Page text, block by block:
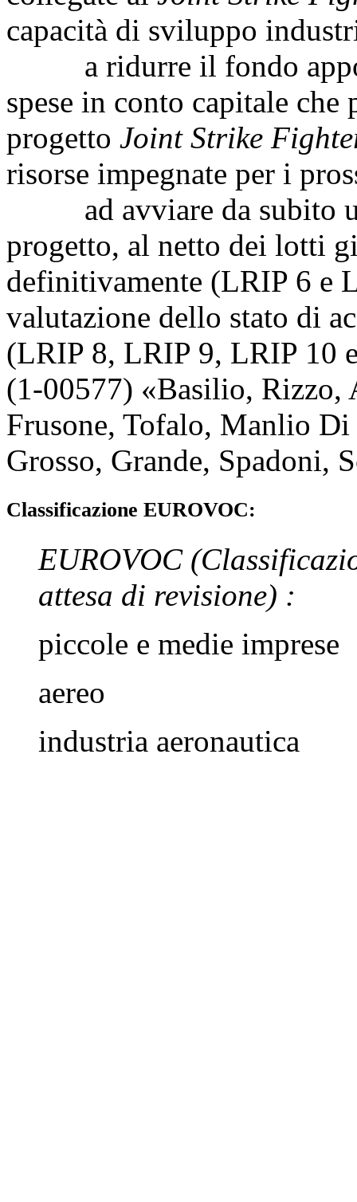
capacità di sviluppo
a ridurre il fondo
spese in conto capitale
progetto Joint Strike
risorse impegnate per i
ad avviare da subito
progetto, al netto dei lotti
definitivamente (LRIP 6 e
valutazione dello stato di
(LRIP 8, LRIP 9, LRIP 10
(1-00577) «Basilio, Rizzo,
Frusone, Tofalo, Manlio Di
Grosso, Grande, Spadoni,
Classificazione EUROVOC:
EUROVOC
attesa di revisione) :
piccole e medie imprese
aereo
industria aeronautica